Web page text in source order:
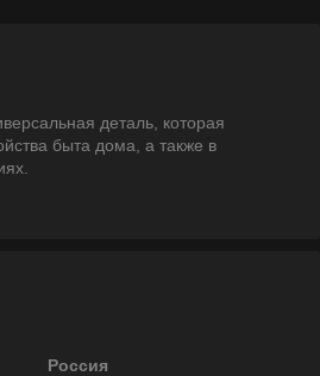
деталь, которая
быта дома, а также в
Россия